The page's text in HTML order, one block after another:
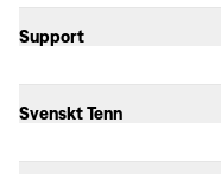
Support
Svenskt Tenn